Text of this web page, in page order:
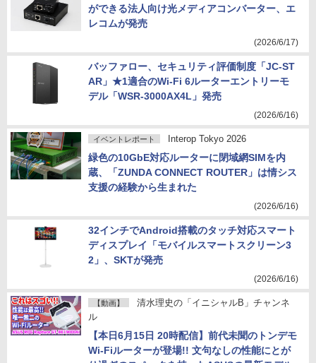
ができる法人向け光メディアコンバーター、エ
レコムが発売
(2026/6/17)
バッファロー、セキュリティ評価制度「JC-ST
AR」★1適合のWi-Fi 6ルーターエントリーモ
デル「WSR-3000AX4L」発売
(2026/6/16)
イベントレポート Interop Tokyo 2026
緑色の10GbE対応ルーターに閉域網SIMを内
蔵、「ZUNDA CONNECT ROUTER」は情シス
支援の経験から生まれた
(2026/6/16)
32インチでAndroid搭載のタッチ対応スマート
ディスプレイ「モバイルスマートスクリーン3
2」、SKTが発売
(2026/6/16)
【動画】
清水理史の「イニシャルB」チャンネ
ル
【本日6月15日 20時配信】前代未聞のトンデモ
Wi-Fiルーターが登場!! 文句なしの性能にとが